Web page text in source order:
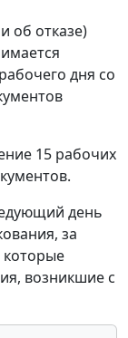
об отказе)
дня со
15 рабочих
день
за
возникшие с